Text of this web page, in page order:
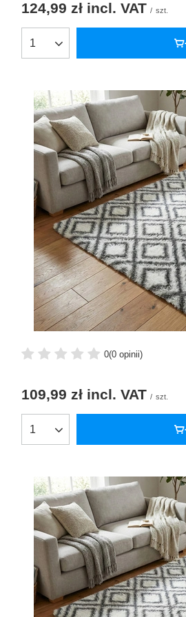
124,99 zł incl. VAT / szt.
0(0 opinii)
109,99 zł incl. VAT / szt.